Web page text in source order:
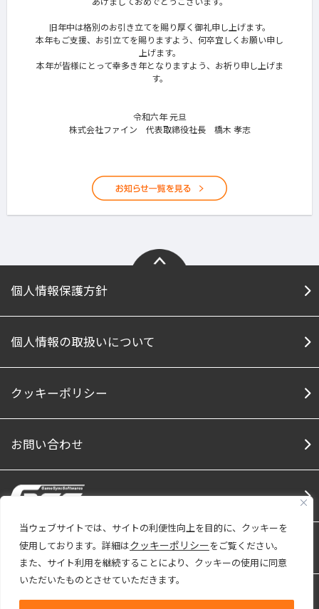
当ウェブサイトでは、サイトの利便性向上を目的に、クッキーを
使用しております。詳細はクッキーポリシーをご覧ください。
また、サイト利用を継続することにより、クッキーの使用に同意
いただいたものとさせていただきます。
旧年中は格別のお引き立てを賜り厚く御礼申し上げます。
本年もご支援、お引立てを賜りますよう、何卒宜しくお願い申し
上げます。
本年が皆様にとって幸多き年となりますよう、お祈り申し上げま
す。
令和六年 元旦
株式会社ファイン 代表取締役社長 橋木 孝志
個人情報保護方針
個人情報の取扱いについて
クッキーポリシー
お問い合わせ
Social Media
Note FacebookTwitter